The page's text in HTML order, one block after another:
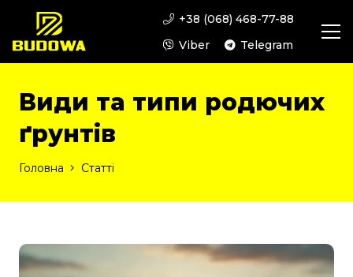
+38 (068) 468-77-88
Viber
Telegram
Види та типи родючих
ґрунтів
Головна Статті